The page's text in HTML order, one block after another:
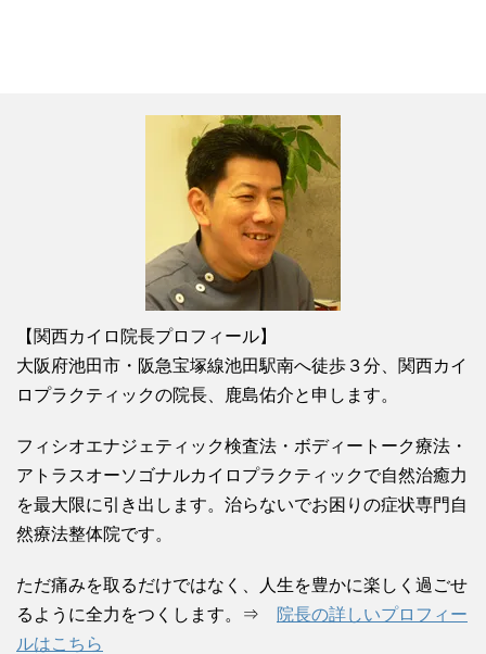
【関西カイロ院長プロフィール】
大阪府池田市・阪急宝塚線池田駅南へ徒歩３分、関西カイ
ロプラクティックの院長、鹿島佑介と申します。
フィシオエナジェティック検査法・ボディートーク療法・
アトラスオーソゴナルカイロプラクティックで自然治癒力
を最大限に引き出します。治らないでお困りの症状専門自
然療法整体院です。
ただ痛みを取るだけではなく、人生を豊かに楽しく過ごせ
るように全力をつくします。⇒
院長の詳しいプロフィー
ルはこちら